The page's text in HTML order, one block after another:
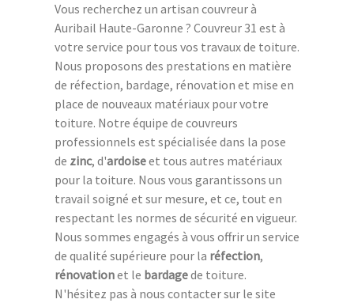
Vous recherchez un artisan couvreur à
Auribail Haute-Garonne ? Couvreur 31 est à
votre service pour tous vos travaux de toiture.
Nous proposons des prestations en matière
de réfection, bardage, rénovation et mise en
place de nouveaux matériaux pour votre
toiture. Notre équipe de couvreurs
professionnels est spécialisée dans la pose
de zinc, d'ardoiseet tous autres matériaux
pour la toiture. Nous vous garantissons un
travail soigné et sur mesure, et ce, tout en
respectant les normes de sécurité en vigueur.
Nous sommes engagés à vous offrir un service
de qualité supérieure pour la réfection,
rénovationet le bardagede toiture.
N'hésitez pas à nous contacter sur le site